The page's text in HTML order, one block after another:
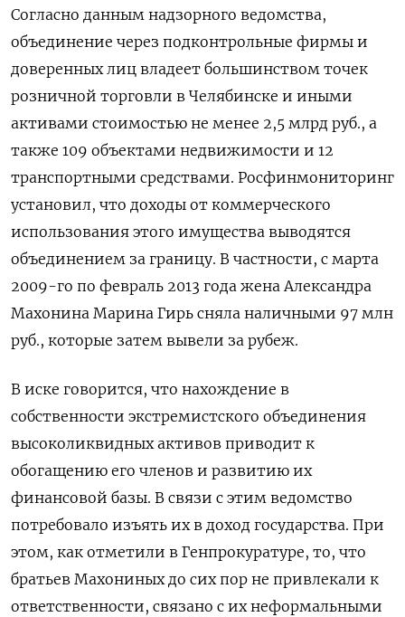
Согласно данным надзорного ведомства,
объединение через подконтрольные фирмы и
доверенных лиц владеет большинством точек
розничной торговли в Челябинске и иными
активами стоимостью не менее 2,5 млрд руб., а
также 109 объектами недвижимости и 12
транспортными средствами. Росфинмониторинг
установил, что доходы от коммерческого
использования этого имущества выводятся
объединением за границу. В частности, с марта
2009-го по февраль 2013 года жена Александра
Махонина Марина Гирь сняла наличными 97 млн
руб., которые затем вывели за рубеж.
В иске говорится, что нахождение в
собственности экстремистского объединения
высоколиквидных активов приводит к
обогащению его членов и развитию их
финансовой базы. В связи с этим ведомство
потребовало изъять их в доход государства. При
этом, как отметили в Генпрокуратуре, то, что
братьев Махониных до сих пор не привлекали к
ответственности, связано с их неформальными